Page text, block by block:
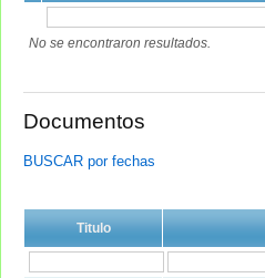
No se encontraron resultados.
Documentos
BUSCAR por fechas
Titulo